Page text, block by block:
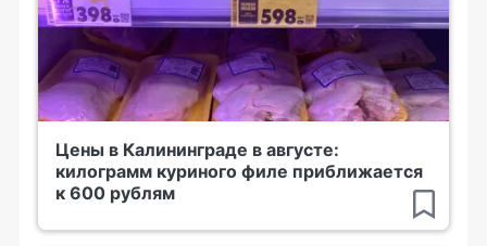
Цены в Калининграде в августе:
килограмм куриного филе приближается
к 600 рублям